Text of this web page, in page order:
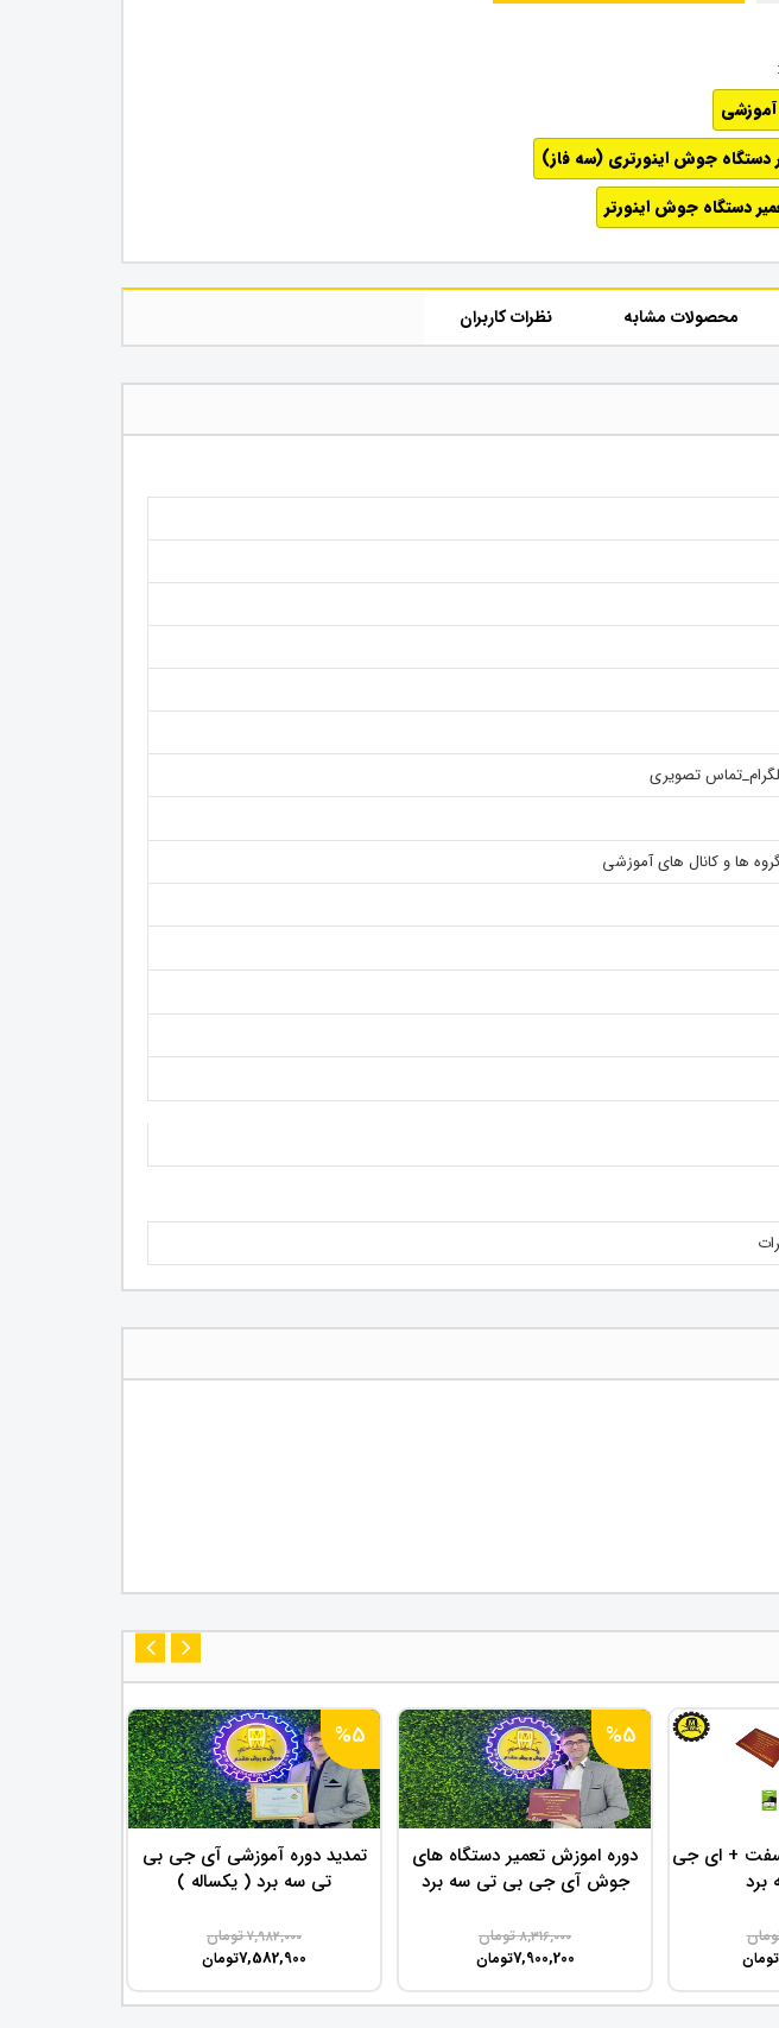
دستگاه جوش اینورتری (سه فاز)
دستگاه جوش اینورتر
محصولات مشابه نظرات کاربران
تصویری
ها و کانال های آموزشی
+ ای جی
تومان
%5
دوره اموزش تعمیر دستگاه های
جوش آی جی بی تی سه برد
8,316,000تومان
7,900,200تومان
%5
تمدید دوره آموزشی آی جی بی
تی سه برد ( یکساله )
7,982,000تومان
7,582,900تومان